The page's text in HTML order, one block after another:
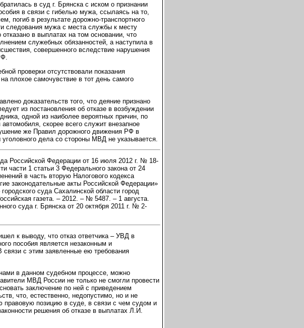
в суд г. Брянска с иском о признании
в связи с гибелью мужа, ссылаясь на то,
погиб в результате дорожно-транспортного
следования мужа с места службы к месту
в выплатах на том основании, что
служебных обязанностей, а наступила в
совершенного вследствие нарушения
проверки отсутствовали показания
плохое самочувствие в тот день самого
доказательств того, что деяние признано
из постановления об отказе в возбуждении
одной из наиболее вероятных причин, по
скорее всего служит внезапное
же Правил дорожного движения РФ в
дела со стороны МВД не указывается.
Российской Федерации от 16 июля 2012 г. № 18-
части 1 статьи 3 Федерального закона от 24
в часть вторую Налогового кодекса
законодательные акты Российской Федерации»
суда Сахалинской области город
газета. – 2012. – № 5487. – 1 августа.
суда г. Брянска от 20 октября 2011 г. № 2-
к выводу, что отказ ответчика – УВД в
пособия является незаконным и
с этим заявленные ею требования
в данном судебном процессе, можно
МВД России не только не смогли провести
заключение по ней с приведением
что, естественно, недопустимо, но и не
правовую позицию в суде, в связи с чем судом и
решения об отказе в выплатах Л.И.